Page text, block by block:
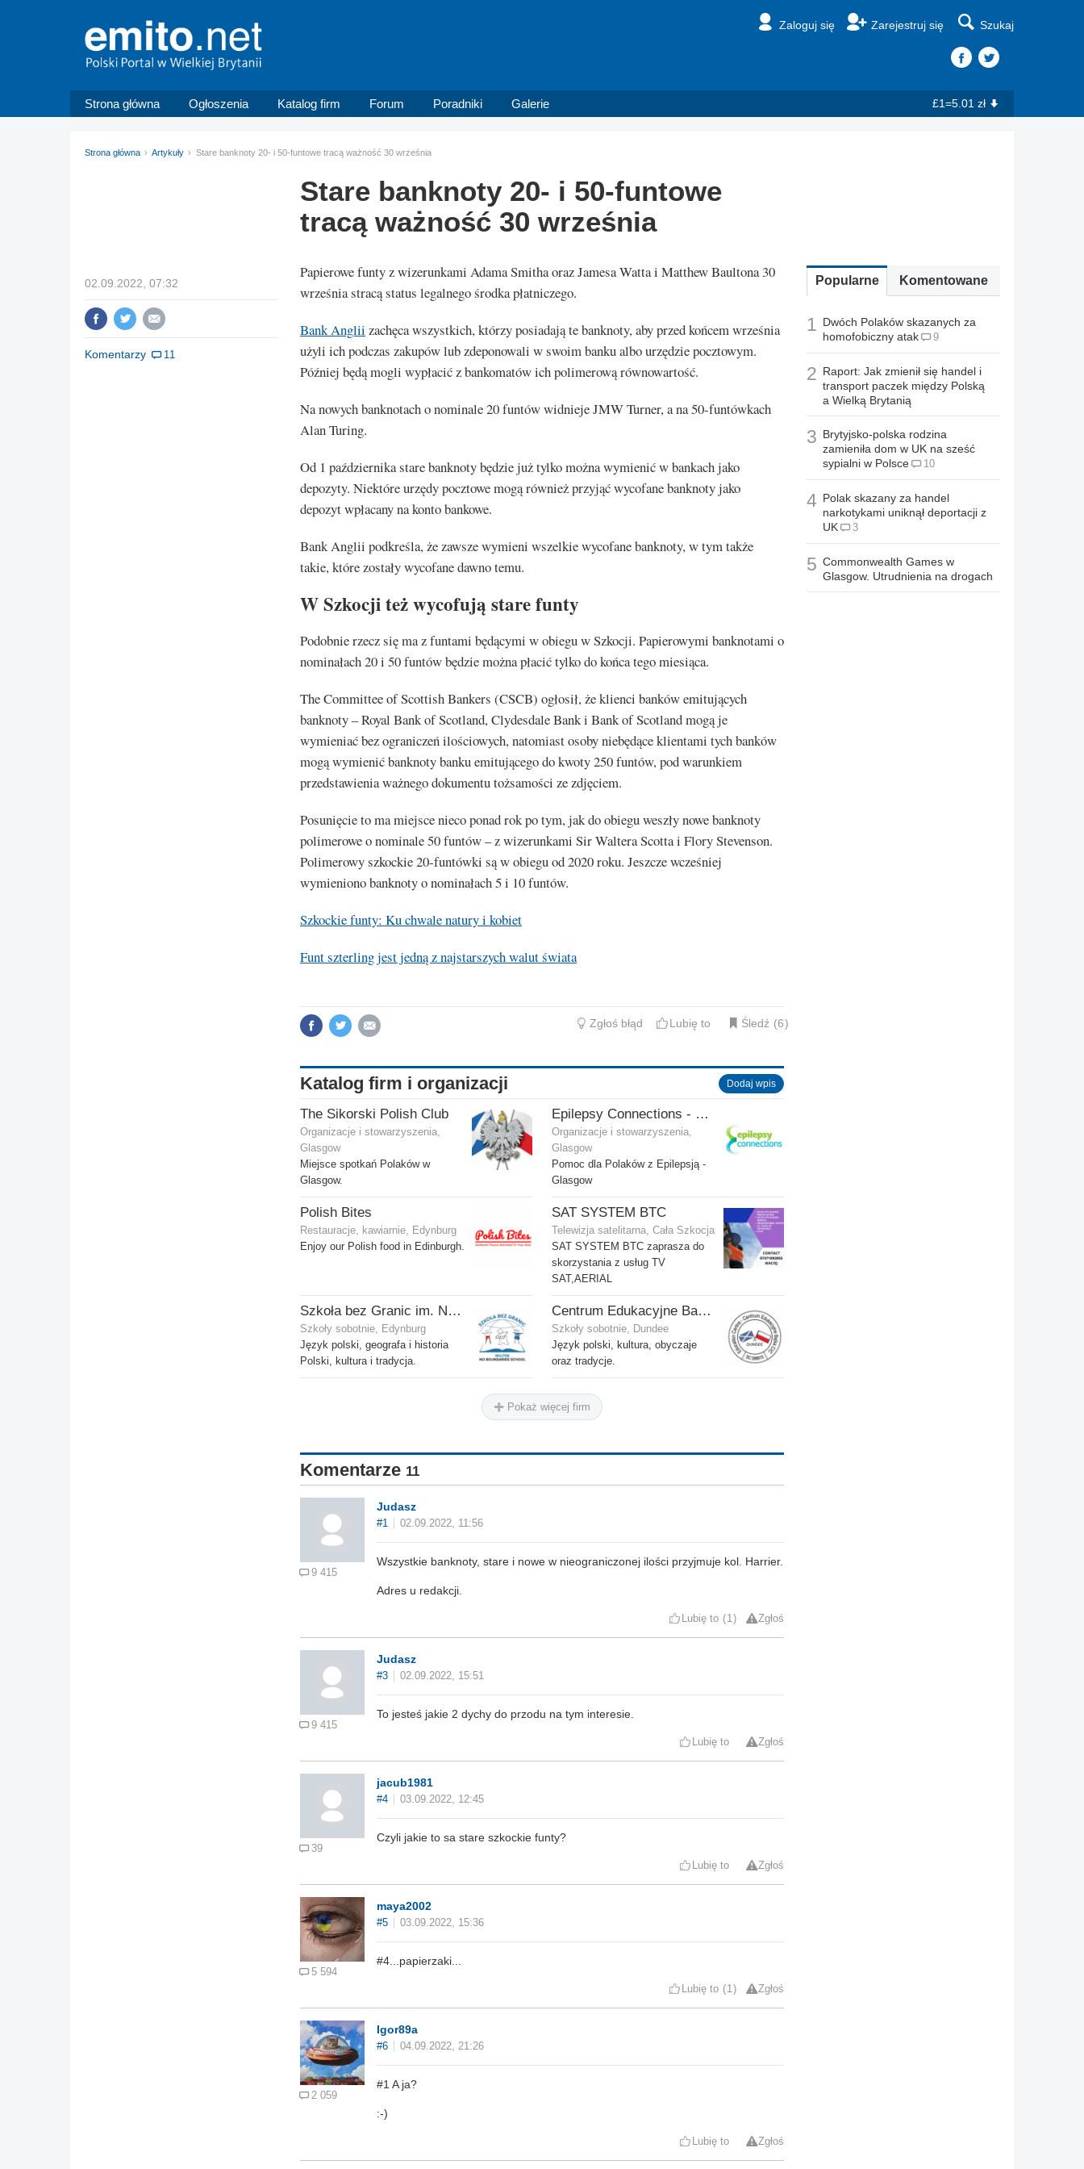
Zaloguj się Zarejestruj się Szukaj
Strona główna Ogłoszenia Katalog firm Forum Poradniki Galerie £1=5.01 zł
Strona główna Artykuły Stare banknoty 20- i 50-funtowe tracą ważność 30 września
Stare banknoty 20- i 50-funtowe
tracą ważność 30 września
02.09.2022, 07:32
Komentarzy 11
Papierowe funty z wizerunkami Adama Smitha oraz Jamesa Watta i Matthew Baultona 30
września stracą status legalnego środka płatniczego.
Bank Anglii zachęca wszystkich, którzy posiadają te banknoty, aby przed końcem września
użyli ich podczas zakupów lub zdeponowali w swoim banku albo urzędzie pocztowym.
Później będą mogli wypłacić z bankomatów ich polimerową równowartość.
Na nowych banknotach o nominale 20 funtów widnieje JMW Turner, a na 50-funtówkach
Alan Turing.
Od 1 października stare banknoty będzie już tylko można wymienić w bankach jako
depozyty. Niektóre urzędy pocztowe mogą również przyjąć wycofane banknoty jako
depozyt wpłacany na konto bankowe.
Bank Anglii podkreśla, że zawsze wymieni wszelkie wycofane banknoty, w tym także
takie, które zostały wycofane dawno temu.
W Szkocji też wycofują stare funty
Podobnie rzecz się ma z funtami będącymi w obiegu w Szkocji. Papierowymi banknotami o
nominałach 20 i 50 funtów będzie można płacić tylko do końca tego miesiąca.
The Committee of Scottish Bankers (CSCB) ogłosił, że klienci banków emitujących
banknoty – Royal Bank of Scotland, Clydesdale Bank i Bank of Scotland mogą je
wymieniać bez ograniczeń ilościowych, natomiast osoby niebędące klientami tych banków
mogą wymienić banknoty banku emitującego do kwoty 250 funtów, pod warunkiem
przedstawienia ważnego dokumentu tożsamości ze zdjęciem.
Posunięcie to ma miejsce nieco ponad rok po tym, jak do obiegu weszły nowe banknoty
polimerowe o nominale 50 funtów – z wizerunkami Sir Waltera Scotta i Flory Stevenson.
Polimerowy szkockie 20-funtówki są w obiegu od 2020 roku. Jeszcze wcześniej
wymieniono banknoty o nominałach 5 i 10 funtów.
Szkockie funty: Ku chwale natury i kobiet
Funt szterling jest jedną z najstarszych walut świata
Popularne Komentowane
1 Dwóch Polaków skazanych za
homofobiczny atak
9
2 Raport: Jak zmienił się handel i
transport paczek między Polską
a Wielką Brytanią
3 Brytyjsko-polska rodzina
zamieniła dom w UK na sześć
sypialni w Polsce
10
4 Polak skazany za handel
narkotykami uniknął deportacji z
UK
3
5 Commonwealth Games w
Glasgow. Utrudnienia na drogach
Zgłoś błąd Lubię to Śledź 6
Katalog firm i organizacji Dodaj wpis
The Sikorski Polish Club
Organizacje i stowarzyszenia,
Glasgow
Miejsce spotkań Polaków w
Glasgow.
Epilepsy Connections - Wsparcie dla osób z epilepsją
Organizacje i stowarzyszenia,
Glasgow
Pomoc dla Polaków z Epilepsją -
Glasgow
Polish Bites
Restauracje, kawiarnie, Edynburg
Enjoy our Polish food in Edinburgh.
SAT SYSTEM BTC
Telewizja satelitarna, Cała Szkocja
SAT SYSTEM BTC zaprasza do
skorzystania z usług TV
SAT,AERIAL
Szkoła bez Granic im. Niedźwiedzia Wojtka
Szkoły sobotnie, Edynburg
Język polski, geografa i historia
Polski, kultura i tradycja.
Centrum Edukacyjne Bajka Oddział w Dundee
Szkoły sobotnie, Dundee
Język polski, kultura, obyczaje
oraz tradycje.
Pokaż więcej firm
Komentarze 11
9 415
Judasz
#1 02.09.2022, 11:56
Wszystkie banknoty, stare i nowe w nieograniczonej ilości przyjmuje kol. Harrier.
Adres u redakcji.
Lubię to 1 Zgłoś
9 415
Judasz
#3 02.09.2022, 15:51
To jesteś jakie 2 dychy do przodu na tym interesie.
Lubię to Zgłoś
39
jacub1981
#4 03.09.2022, 12:45
Czyli jakie to sa stare szkockie funty?
Lubię to Zgłoś
5 594
maya2002
#5 03.09.2022, 15:36
#4...papierzaki...
Lubię to 1 Zgłoś
2 059
Igor89a
#6 04.09.2022, 21:26
#1 A ja?
:-)
Lubię to Zgłoś